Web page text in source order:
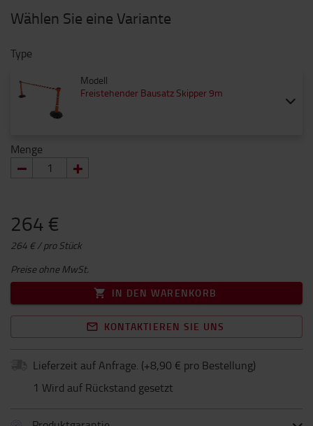
Wählen Sie eine Variante
Type
Modell
Freistehender Bausatz Skipper 9m
Menge
264 €
264 € / pro Stück
Preise ohne MwSt.
IN DEN WARENKORB
KONTAKTIEREN SIE UNS
Lieferzeit auf Anfrage. (+8,90 € pro Bestellung)
1 Wird auf Rückstand gesetzt